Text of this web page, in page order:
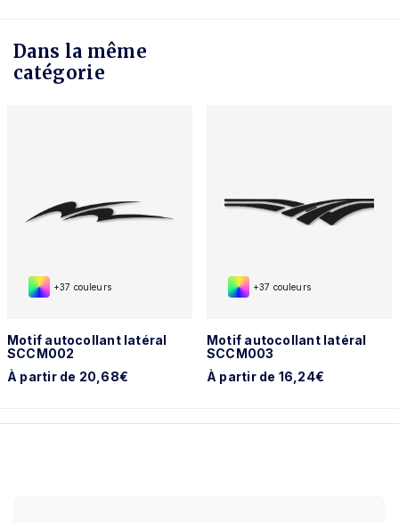
Dans la même
catégorie
+37 couleurs
Motif autocollant latéral
SCCM002
À partir de 20,68€
+37 couleurs
Motif autocollant latéral
SCCM003
À partir de 16,24€